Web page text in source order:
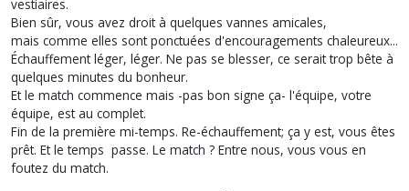
vestiaires.
Bien sûr, vous avez droit à quelques vannes amicales,
mais comme elles sont ponctuées d'encouragements chaleureux...
Échauffement léger, léger. Ne pas se blesser, ce serait trop bête à
quelques minutes du bonheur.
Et le match commence mais -pas bon signe ça- l'équipe, votre
équipe, est au complet.
Fin de la première mi-temps. Re-échauffement; ça y est, vous êtes
prêt. Et le temps passe. Le match ? Entre nous, vous vous en
foutez du match.